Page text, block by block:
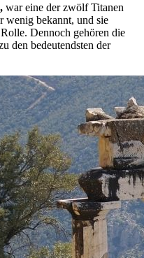
war eine der zwölf Titanen
wenig bekannt, und sie
Dennoch gehören die
den bedeutendsten der